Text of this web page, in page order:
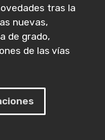
tras la
nuevas,
de grado,
de las vías